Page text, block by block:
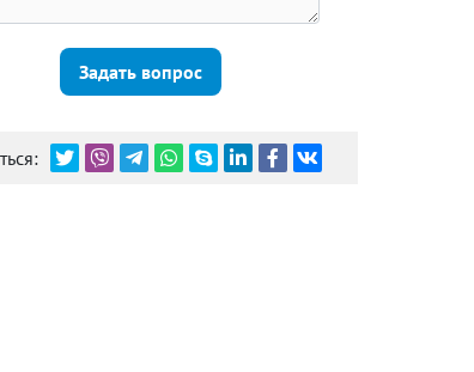
Задать вопрос